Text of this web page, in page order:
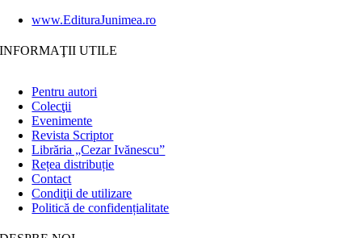
www.EdituraJunimea.ro
INFORMAŢII UTILE
Pentru autori
Colecţii
Evenimente
Revista Scriptor
Librăria „Cezar Ivănescu”
Rețea distribuție
Contact
Condiţii de utilizare
Politică de confidențialitate